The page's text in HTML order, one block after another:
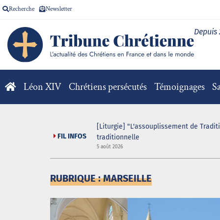
Recherche Newsletter
Depuis
Léon XIV Chrétiens persécutés Témoignages
FIL INFOS
[Liturgie] "L'assouplissement de
traditionnelle
5 août 2026
RUBRIQUE : MARSEILLE